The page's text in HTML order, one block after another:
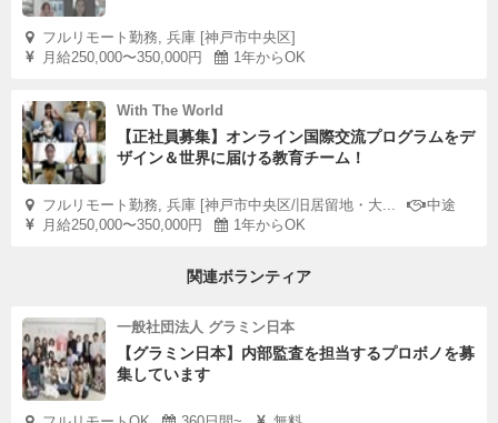
フルリモート勤務, 兵庫 [神戸市中央区]
月給250,000〜350,000円
1年からOK
With The World
【正社員募集】オンライン国際交流プログラムをデ
ザイン＆世界に届ける教育チーム！
フルリモート勤務, 兵庫 [神戸市中央区/旧居留地・大...
中途
月給250,000〜350,000円
1年からOK
関連ボランティア
一般社団法人 グラミン日本
【グラミン日本】内部監査を担当するプロボノを募
集しています